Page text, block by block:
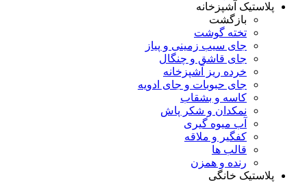
پلاستیک آشپزخانه
بازگشت
تخته گوشت
جای سیب زمینی و پیاز
جای قاشق و چنگال
خرده ریز آشپزخانه
جای حبوبات و جای ادویه
کاسه و بشقاب
نمکدان و شکر پاش
آب میوه گیری
کفگیر و ملاقه
قالب ها
رنده و همزن
پلاستیک خانگی